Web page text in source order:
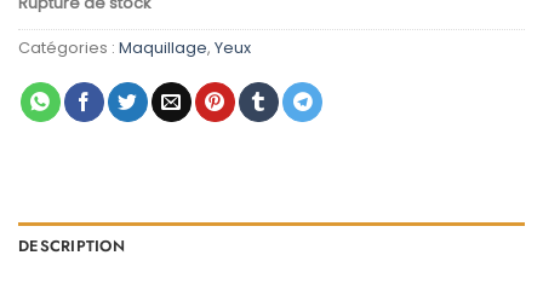
initial
était :
د.م. 69,00.
actuel
Catégories : Maquillage, Yeux
DESCRIPTION